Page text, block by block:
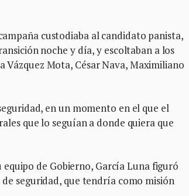
custodiaba al candidato panista,
noche y día, y escoltaban a los
Vázquez Mota, César Nava, Maximiliano
en un momento en el que el
que lo seguían a donde quiera que
de Gobierno, García Luna figuró
seguridad, que tendría como misión